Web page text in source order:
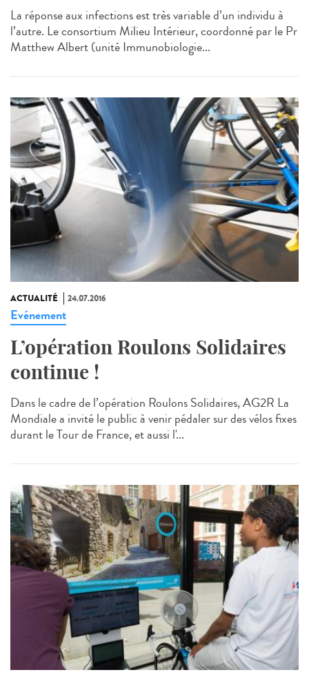
La réponse aux infections est très variable d’un individu à
l’autre. Le consortium Milieu Intérieur, coordonné par le Pr
Matthew Albert (unité Immunobiologie...
ACTUALITÉ 24.07.2016
Evénement
L’opération Roulons Solidaires
continue !
Dans le cadre de l’opération Roulons Solidaires, AG2R La
Mondiale a invité le public à venir pédaler sur des vélos fixes
durant le Tour de France, et aussi l'...